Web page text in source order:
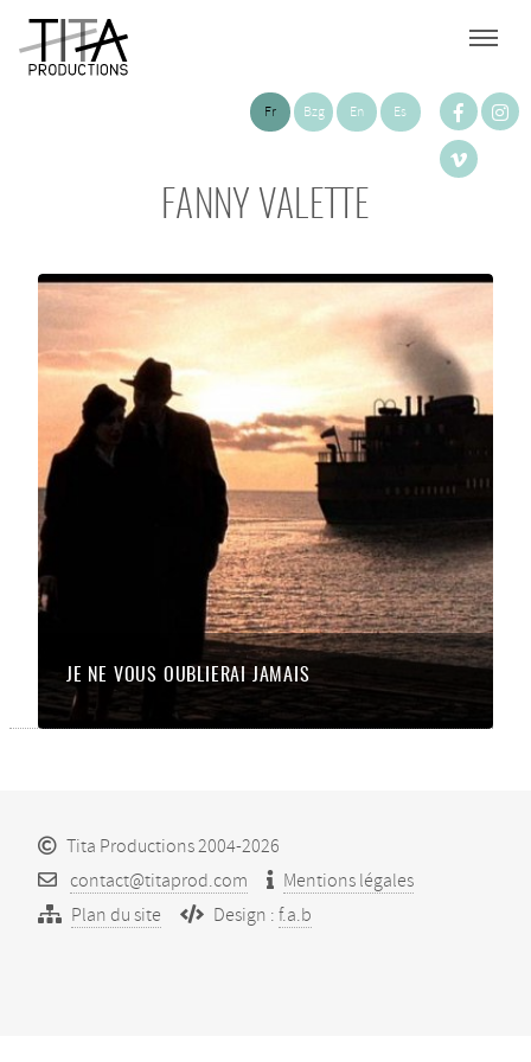
Fr Bzg En Es
FANNY VALETTE
JE NE VOUS OUBLIERAI JAMAIS
Tita Productions 2004-2026
contact@titaprod.com
Mentions légales
Plan du site
Design : f.a.b